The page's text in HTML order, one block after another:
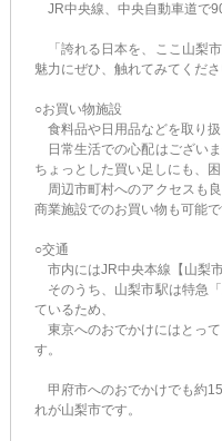
JR中央線、中央自動車道で
「誇れる日本を、ここ山梨
魅力にぜひ、触れてみてくださ
○お買い物施設
食料品や日用品などを取り扱
日常生活での心配はございま
ちょっとした買い足しにも、困
周辺市町村へのアクセスも
商業施設でのお買い物も可能で
○交通
市内にはJR中央本線【山梨
そのうち、山梨市駅は特急
ているため、
東京へのおでかけにはとっ
す。
甲府市へのおでかけでも約
れが山梨市です。